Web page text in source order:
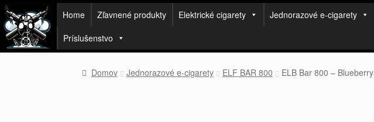
Home Zľavnené produkty Elektrické cigarety Jednorazové e-cigarety
Príslušenstvo
Domov Jednorazové e-cigarety ELF BAR 800 ELB Bar 800 – Blueberry